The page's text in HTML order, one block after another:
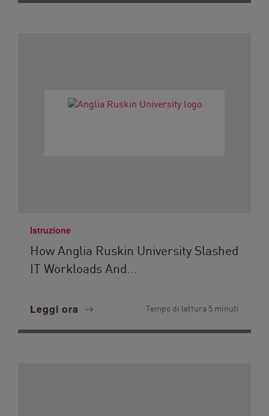
Istruzione
How Anglia Ruskin University Slashed
IT Workloads And...
Leggi ora Tempo di lettura 5 minuti